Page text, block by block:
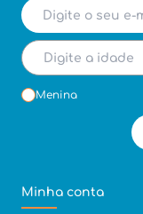
Menina
Minha conta